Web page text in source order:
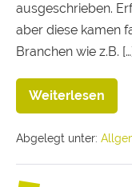
ausgeschrieben.
aber diese kamen
Branchen wie z.B. […]
Weiterlesen
Abgelegt unter: